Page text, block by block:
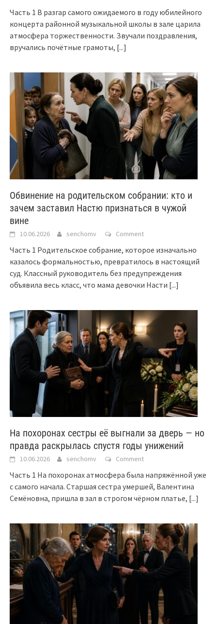
Часть 1 В разгар самого ожидаемого в году юбилейного
концерта районной музыкальной школы в зале царила
атмосфера торжественности. Звучали поздравления,
вручались почётные грамоты, [...]
Обвинение на родительском собрании: кто и
зачем заставил Настю признаться в чужой
вине
10.06.2026 senchomv Comment
Часть 1 Родительское собрание, которое изначально
казалось формальностью, превратилось в настоящий
суд. Классный руководитель без предупреждения
объявила весь класс, что мама девочки Насти [...]
На похоронах сестры её выгнали за дверь — но
правда раскрылась спустя годы унижений
10.06.2026 senchomv Comment
Часть 1 На похоронах атмосфера была напряжённой уже
с самого начала. Старшая сестра умершей, Валентина
Семёновна, пришла в зал в строгом чёрном платье, [...]